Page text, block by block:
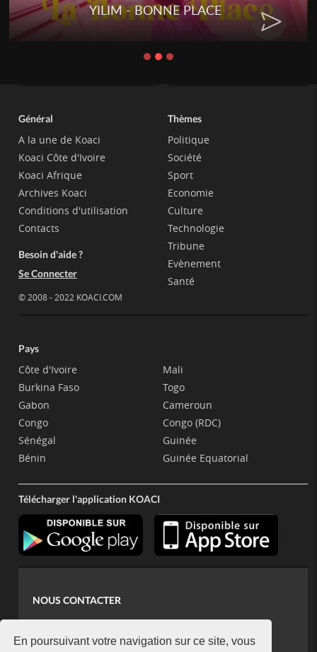
En poursuivant votre navigation sur ce site, vous
YILIM - BONNE PLACE
Général
A la une de Koaci
Koaci Côte d'Ivoire
Koaci Afrique
Archives Koaci
Conditions d'utilisation
Contacts
Besoin d'aide ?
Se Connecter
© 2008 - 2022 KOACI.COM
Thèmes
Politique
Société
Sport
Economie
Culture
Technologie
Tribune
Evènement
Santé
Pays
Côte d'Ivoire
Burkina Faso
Gabon
Congo
Sénégal
Bénin
Mali
Togo
Cameroun
Congo (RDC)
Guinée
Guinée Equatorial
Télécharger l'application KOACI
NOUS CONTACTER
koaci@yahoo.fr